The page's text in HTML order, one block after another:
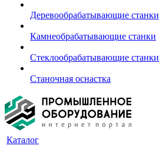
Деревообрабатывающие станки
Камнеобрабатывающие станки
Стеклообрабатывающие станки
Станочная оснастка
Каталог